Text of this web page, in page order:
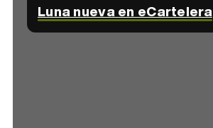
Luna nueva en eCartelera